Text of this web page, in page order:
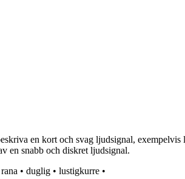
en kort och svag ljudsignal,
en snabb och diskret ljudsignal.
rana • duglig • lustigkurre •